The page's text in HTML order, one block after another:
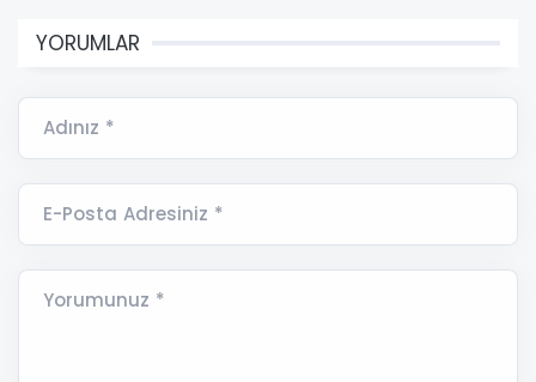
YORUMLAR
Adınız *
E-Posta Adresiniz *
Yorumunuz *